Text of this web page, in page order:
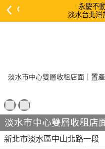
永慶不
淡水台北灣
淡水市中心雙層收租店
新北市淡水區中山北路一段